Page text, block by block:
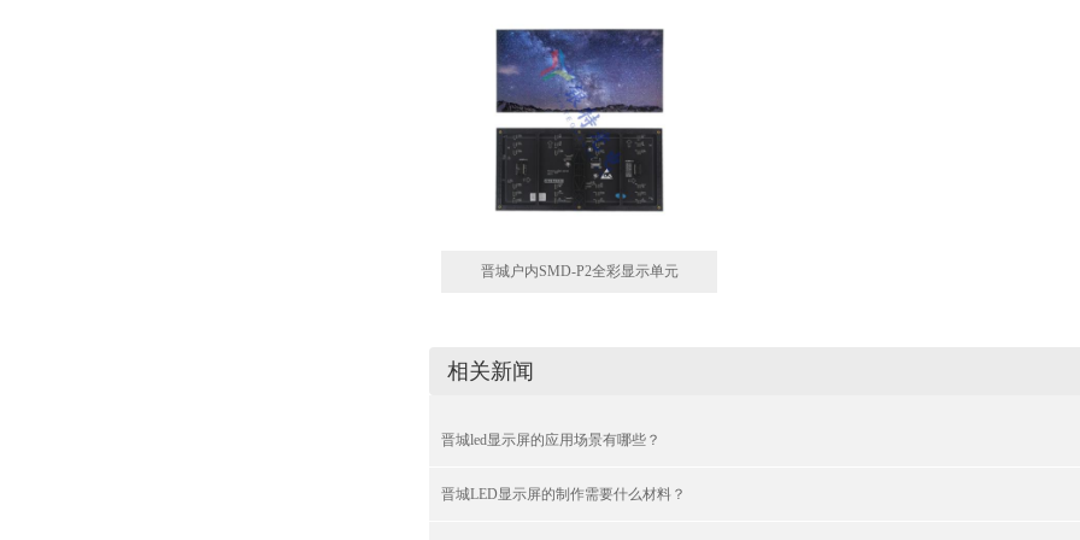
晋城户内SMD-P2全彩显示单元
相关新闻
晋城led显示屏的应用场景有哪些？
晋城LED显示屏的制作需要什么材料？